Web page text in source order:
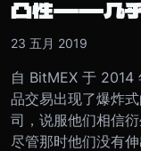
凸性——几
23 五月 2019
自 BitMEX 于 2014
品交易出现了爆炸
司，说服他们相信
尽管那时他们没有